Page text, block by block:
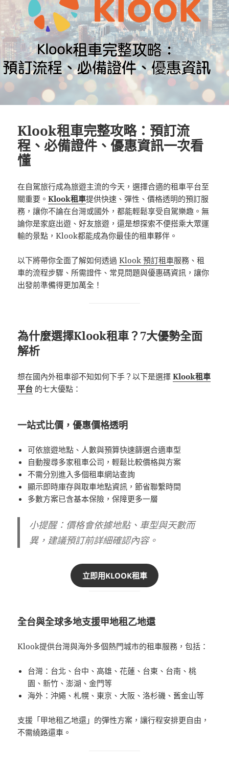
Klook租車完整攻略：預訂流
程、必備證件、優惠資訊一次看
懂
在自駕旅行成為旅遊主流的今天，選擇合適的租車平台至
關重要。Klook租車提供快速、彈性、價格透明的預訂服
務，讓你不論在台灣或國外，都能輕鬆享受自駕樂趣。無
論你是家庭出遊、好友旅遊，還是想探索不便搭乘大眾運
輸的景點，Klook都能成為你最佳的租車夥伴。
以下將帶你全面了解如何透過Klook 預訂租車服務、租
車的流程步驟、所需證件、常見問題與優惠碼資訊，讓你
出發前準備得更加萬全！
為什麼選擇Klook租車？7大優勢全面
解析
想在國內外租車卻不知如何下手？以下是選擇Klook租車
平台 的七大優點：
一站式比價，優惠價格透明
可依旅遊地點、人數與預算快速篩選合適車型
自動搜尋多家租車公司，輕鬆比較價格與方案
不需分別進入多個租車網站查詢
顯示即時庫存與取車地點資訊，節省聯繫時間
多數方案已含基本保險，保障更多一層
小提醒：價格會依據地點、車型與天數而
異，建議預訂前詳細確認內容。
立即用KLOOK租車
全台與全球多地支援甲地租乙地還
Klook提供台灣與海外多個熱門城市的租車服務，包括：
台灣：台北、台中、高雄、花蓮、台東、台南、桃
園、新竹、澎湖、金門等
海外：沖繩、札幌、東京、大阪、洛杉磯、舊金山等
支援「甲地租乙地還」的彈性方案，讓行程安排更自由，
不需繞路還車。